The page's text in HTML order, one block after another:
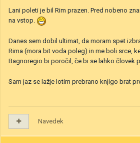
Lani poleti je bil Rim prazen. Pred nobeno
na vstop.
Danes sem dobil ultimat, da moram spet
Rima (mora bit voda poleg) in me boli srce,
Bagnoregio bi poročil, če bi se lahko človek
Sam jaz se lažje lotim prebrano knjigo brat
Navedek